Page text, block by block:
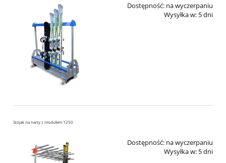
Dostępność: na wyczerpaniu
Wysyłka w: 5 dni
Stojak na narty z modułem 1250
Dostępność: na wyczerpaniu
Wysyłka w: 5 dni